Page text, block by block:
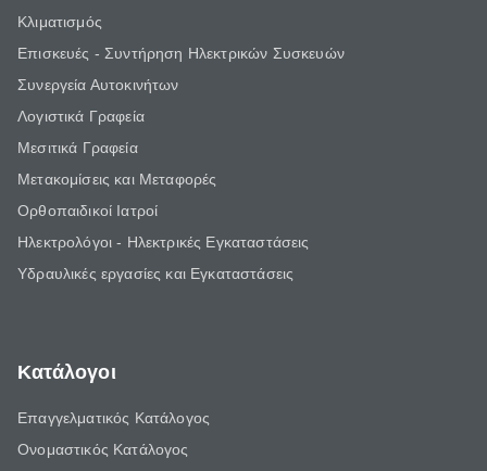
Κλιματισμός
Επισκευές - Συντήρηση Ηλεκτρικών Συσκευών
Συνεργεία Αυτοκινήτων
Λογιστικά Γραφεία
Μεσιτικά Γραφεία
Μετακομίσεις και Μεταφορές
Ορθοπαιδικοί Ιατροί
Ηλεκτρολόγοι - Ηλεκτρικές Εγκαταστάσεις
Υδραυλικές εργασίες και Εγκαταστάσεις
Κατάλογοι
Επαγγελματικός Κατάλογος
Ονομαστικός Κατάλογος